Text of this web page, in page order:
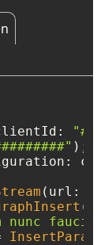
(url:
()
nunc